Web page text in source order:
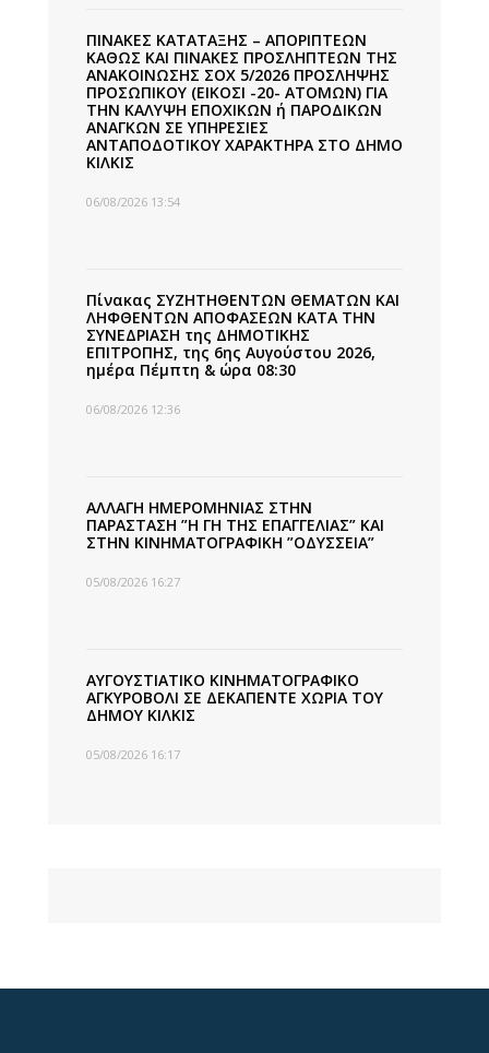
ΠΙΝΑΚΕΣ ΚΑΤΑΤΑΞΗΣ – ΑΠΟΡΙΠΤΕΩΝ
ΚΑΘΩΣ ΚΑΙ ΠΙΝΑΚΕΣ ΠΡΟΣΛΗΠΤΕΩΝ ΤΗΣ
ΑΝΑΚΟΙΝΩΣΗΣ ΣΟΧ 5/2026 ΠΡΟΣΛΗΨΗΣ
ΠΡΟΣΩΠΙΚΟΥ (ΕΙΚΟΣΙ -20- ΑΤΟΜΩΝ) ΓΙΑ
ΤΗΝ ΚΑΛΥΨΗ ΕΠΟΧΙΚΩΝ ή ΠΑΡΟΔΙΚΩΝ
ΑΝΑΓΚΩΝ ΣΕ ΥΠΗΡΕΣΙΕΣ
ΑΝΤΑΠΟΔΟΤΙΚΟΥ ΧΑΡΑΚΤΗΡΑ ΣΤΟ ΔΗΜΟ
ΚΙΛΚΙΣ
06/08/2026 13:54
Πίνακας ΣΥΖΗΤΗΘΕΝΤΩΝ ΘΕΜΑΤΩΝ ΚΑΙ
ΛΗΦΘΕΝΤΩΝ ΑΠΟΦΑΣΕΩΝ ΚΑΤΑ ΤΗΝ
ΣΥΝΕΔΡΙΑΣΗ της ΔΗΜΟΤΙΚΗΣ
ΕΠΙΤΡΟΠΗΣ, της 6ης Αυγούστου 2026,
ημέρα Πέμπτη & ώρα 08:30
06/08/2026 12:36
ΑΛΛΑΓΗ ΗΜΕΡΟΜΗΝΙΑΣ ΣΤΗΝ
ΠΑΡΑΣΤΑΣΗ ”Η ΓΗ ΤΗΣ ΕΠΑΓΓΕΛΙΑΣ” ΚΑΙ
ΣΤΗΝ ΚΙΝΗΜΑΤΟΓΡΑΦΙΚΗ ”ΟΔΥΣΣΕΙΑ”
05/08/2026 16:27
ΑΥΓΟΥΣΤΙΑΤΙΚΟ ΚΙΝΗΜΑΤΟΓΡΑΦΙΚΟ
ΑΓΚΥΡΟΒΟΛΙ ΣΕ ΔΕΚΑΠΕΝΤΕ ΧΩΡΙΑ ΤΟΥ
ΔΗΜΟΥ ΚΙΛΚΙΣ
05/08/2026 16:17